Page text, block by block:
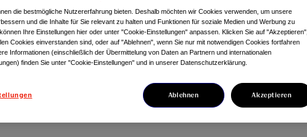
Innovative
in Österreich
die bestmögliche Nutzererfahrung bieten. Deshalb möchten wir Cookies verwenden, um unsere
und die Inhalte für Sie relevant zu halten und Funktionen für soziale Medien und Werbung zu
Ihre Einstellungen hier oder unter "Cookie-Einstellungen" anpassen. Klicken Sie auf "Akzeptieren",
Cookies einverstanden sind, oder auf "Ablehnen", wenn Sie nur mit notwendigen Cookies fortfahren
Informationen (einschließlich der Übermittelung von Daten an Partnern und internationalen
finden Sie unter "Cookie-Einstellungen" und in unserer Datenschutzerklärung.
Ablehnen Akzeptieren